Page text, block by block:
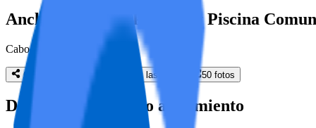
Ancla 8: Terraza Privada y Piscina
Cabo Roig
Compartir Mostrar todas las fotos 50fotos
Detalles de tu futuro alojamiento